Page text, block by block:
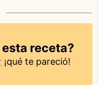
receta?
¡qué te pareció!